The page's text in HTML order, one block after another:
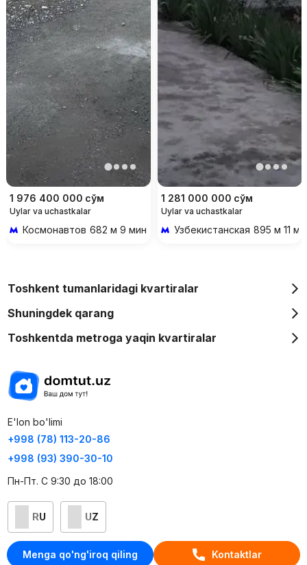
Menga qo'ng'iroq qiling Kontaktlar
1 976 400 000 сўм
Uylar va uchastkalar
Космонавтов 682 м 9 мин piyoda
1 281 000 000 сўм
Uylar va uchastkalar
Узбекистанская 895 м 11
Toshkent tumanlaridagi kvartiralar
Shuningdek qarang
Toshkentda metroga yaqin kvartiralar
E'lon bo'limi
+998 (78) 113-20-86
+998 (93) 390-30-10
Пн-Пт. С 9:30 до 18:00
RU UZ
Kontaktlar